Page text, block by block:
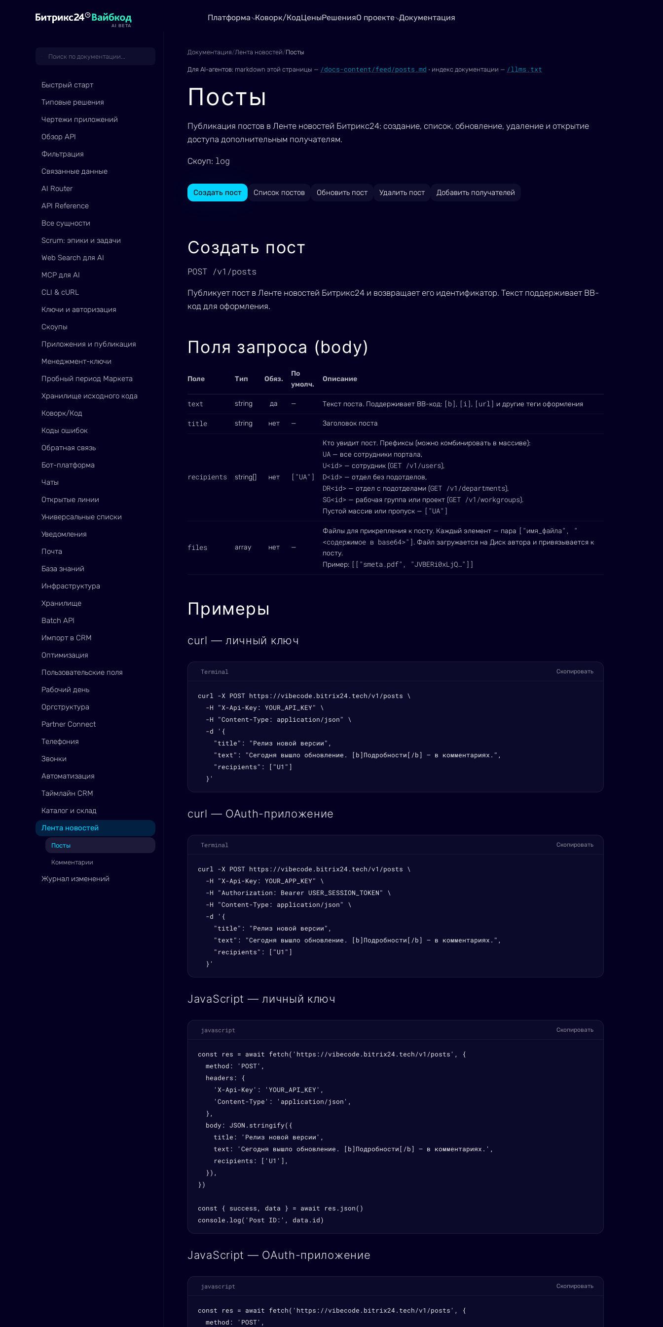
AI BETA
Платформа Коворк/КодЦеныРешенияО проекте Документация
Быстрый старт
Типовые решения
Чертежи приложений
Обзор API
Фильтрация
Связанные данные
AI Router
API Reference
Все сущности
Scrum: эпики и задачи
Web Search для AI
MCP для AI
CLI & cURL
Ключи и авторизация
Скоупы
Приложения и публикация
Менеджмент-ключи
Пробный период Маркета
Хранилище исходного кода
Коворк/Код
Коды ошибок
Обратная связь
Бот-платформа
Чаты
Открытые линии
Универсальные списки
Уведомления
Почта
База знаний
Инфраструктура
Хранилище
Batch API
Импорт в CRM
Оптимизация
Пользовательские поля
Рабочий день
Оргструктура
Partner Connect
Телефония
Звонки
Автоматизация
Таймлайн CRM
Каталог и склад
Лента новостей
Посты
Комментарии
Журнал изменений
Документация/Лента новостей/Посты
Для AI-агентов: markdown этой страницы — /docs-content/feed/posts.md · индекс документации — /llms.txt
Посты
Публикация постов в Ленте новостей Битрикс24: создание, список, обновление, удаление и открытие
доступа дополнительным получателям.
Скоуп: log
Создать пост Список постов Обновить пост Удалить пост Добавить получателей
Создать пост
POST /v1/posts
Публикует пост в Ленте новостей Битрикс24 и возвращает его идентификатор. Текст поддерживает BB-
код для оформления.
Поля запроса (body)
Поле Тип Обяз.
По
умолч.
Описание
text string да — Текст поста. Поддерживает BB-код: [b], [i], [url] и другие теги оформления
title string нет — Заголовок поста
recipients string[] нет ["UA"]
Кто увидит пост. Префиксы (можно комбинировать в массиве):
UA — все сотрудники портала,
U<id> — сотрудник (GET /v1/users),
D<id> — отдел без подотделов,
DR<id> — отдел с подотделами (GET /v1/departments),
SG<id> — рабочая группа или проект (GET /v1/workgroups).
Пустой массив или пропуск — ["UA"]
files array нет —
Файлы для прикрепления к посту. Каждый элемент — пара ["имя_файла", "
<содержимое в base64>"]. Файл загружается на Диск автора и привязывается к
посту.
Пример: [["smeta.pdf", "JVBERi0xLjQ…"]]
Примеры
curl — личный ключ
Terminal Скопировать
curl -X POST https://vibecode.bitrix24.tech/v1/posts \
  -H "X-Api-Key: YOUR_API_KEY" \
  -H "Content-Type: application/json" \
  -d '{
    "title": "Релиз новой версии",
    "text": "Сегодня вышло обновление. [b]Подробности[/b] — в комментариях.",
    "recipients": ["U1"]
  }'
curl — OAuth-приложение
Terminal Скопировать
curl -X POST https://vibecode.bitrix24.tech/v1/posts \
  -H "X-Api-Key: YOUR_APP_KEY" \
  -H "Authorization: Bearer USER_SESSION_TOKEN" \
  -H "Content-Type: application/json" \
  -d '{
    "title": "Релиз новой версии",
    "text": "Сегодня вышло обновление. [b]Подробности[/b] — в комментариях.",
    "recipients": ["U1"]
  }'
JavaScript — личный ключ
javascript Скопировать
const res = await fetch('https://vibecode.bitrix24.tech/v1/posts', {
  method: 'POST',
  headers: {
    'X-Api-Key': 'YOUR_API_KEY',
    'Content-Type': 'application/json',
  },
  body: JSON.stringify({
    title: 'Релиз новой версии',
    text: 'Сегодня вышло обновление. [b]Подробности[/b] — в комментариях.',
    recipients: ['U1'],
  }),
})
const { success, data } = await res.json()
console.log('Post ID:', data.id)
JavaScript — OAuth-приложение
javascript Скопировать
const res = await fetch('https://vibecode.bitrix24.tech/v1/posts', {
  method: 'POST',